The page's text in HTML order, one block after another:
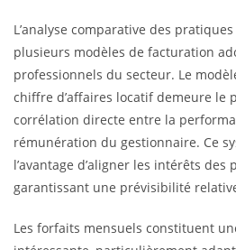
L’analyse comparative des
plusieurs modèles de facturation
professionnels du secteur. Le
chiffre d’affaires locatif demeure le
corrélation directe entre la
rémunération du gestionnaire. Ce
l’avantage d’aligner les intérêts
garantissant une prévisibilité
Les forfaits mensuels constituent